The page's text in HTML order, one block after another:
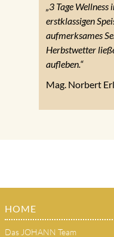
„3 Tage
erstklassigen
aufmerksames
Herbstwetter
aufleben.“
Mag. Norbert
HOME
Das JOHANN Team